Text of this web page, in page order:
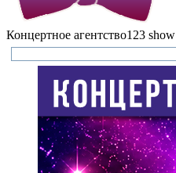
Концертное агентство123 show